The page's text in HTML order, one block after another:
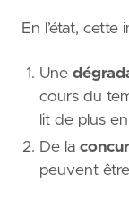
En l’état,
Une
cours du
lit de plus
De la
peuvent